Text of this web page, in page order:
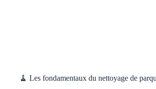
🧹 Les fondamentaux du nettoyage de